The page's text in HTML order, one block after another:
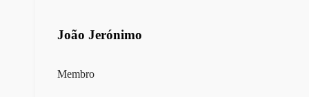
João Jerónimo
Membro